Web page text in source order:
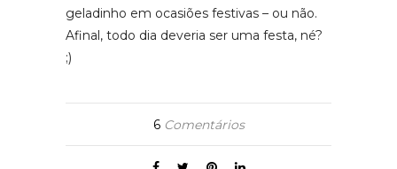
geladinho em ocasiões festivas – ou não.
Afinal, todo dia deveria ser uma festa, né?
;)
6Comentários